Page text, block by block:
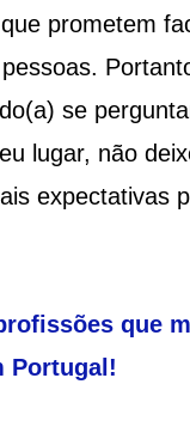
prometem
se
lugar, não
expectativas
que
Portugal!